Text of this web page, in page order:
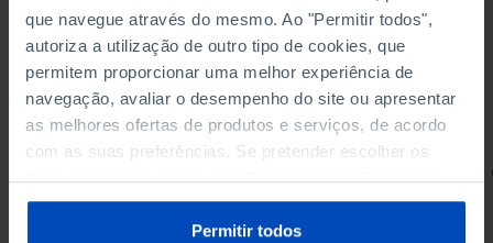
que navegue através do mesmo. Ao "Permitir todos",
autoriza a utilização de outro tipo de cookies, que
permitem proporcionar uma melhor experiência de
navegação, avaliar o desempenho do site ou apresentar
as melhores ofertas de produtos e serviços, de acordo
com as suas preferências. Se pretender escolher os
tipos de cookies, clique em "Personalizar". Saiba mais
sobre cookies através da gestão de preferências ou da
Política de Cookies.
Permitir todos
Promessas do Futebol